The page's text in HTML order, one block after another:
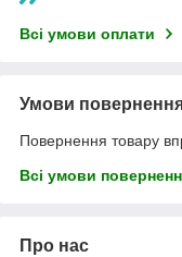
Всі умови оплати
Умови
Повернення товару
Всі умови
Про нас